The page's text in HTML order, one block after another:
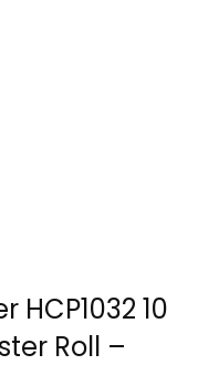
HCP1032 10
Roll –